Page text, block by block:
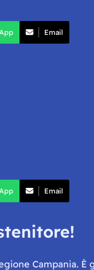
Email
Email
Campania.